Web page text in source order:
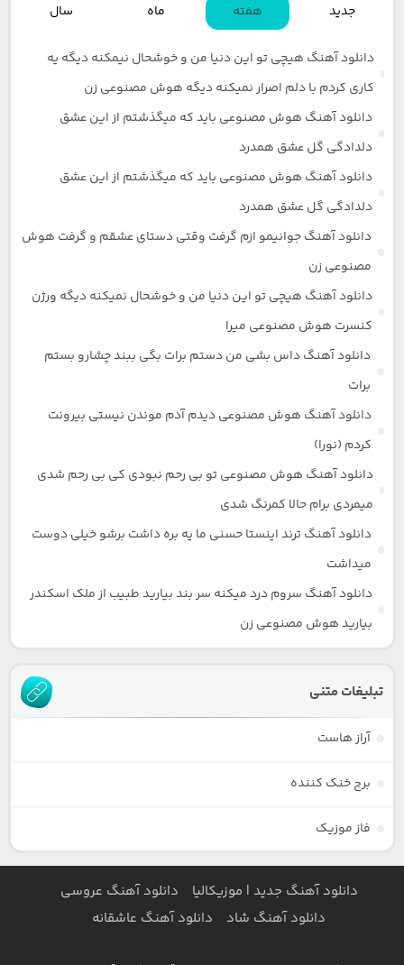
جدید هفته ماه سال
دانلود آهنگ هیچی تو این دنیا من و خوشحال نیمکنه دیگه یه
کاری کردم با دلم اصرار نمیکنه دیگه هوش مصنوعی زن
دانلود آهنگ هوش مصنوعی باید که میگذشتم از این عشق
دلدادگی گل عشق همدرد
دانلود آهنگ هوش مصنوعی باید که میگذشتم از این عشق
دلدادگی گل عشق همدرد
دانلود آهنگ جوانیمو ازم گرفت وقتی دستای عشقم و گرفت هوش
مصنوعی زن
دانلود آهنگ هیچی تو این دنیا من و خوشحال نمیکنه دیگه ورژن
کنسرت هوش مصنوعی میرا
دانلود آهنگ داس بشی من دستم برات بگی ببند چشارو بستم
برات
دانلود آهنگ هوش مصنوعی دیدم آدم موندن نیستی بیرونت
کردم (نورا)
دانلود آهنگ هوش مصنوعی تو بی رحم نبودی کی بی رحم شدی
میمردی برام حالا کمرنگ شدی
دانلود آهنگ ترند اینستا حسنی ما یه بره داشت برشو خیلی دوست
میداشت
دانلود آهنگ سروم درد میکنه سر بند بیارید طبیب از ملک اسکندر
بیارید هوش مصنوعی زن
تبلیغات متنی
آراز هاست
برج خنک کننده
فاز موزیک
دانلود آهنگ جدید | موزیکالیا
دانلود آهنگ عروسی
دانلود آهنگ شاد
دانلود آهنگ عاشقانه